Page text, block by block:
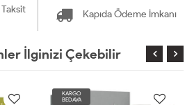
Kapıda Ödeme İmkanı
İlginizi Çekebilir
KARGO
BEDAVA